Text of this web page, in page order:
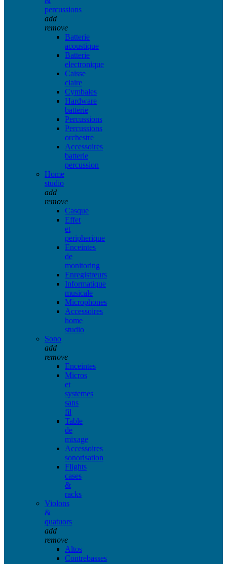
percussions
add
remove
Batterie
acoustique
Batterie
electronique
Caisse
claire
Cymbales
Hardware
batterie
Percussions
Percussions
orchestre
Accessoires
batterie
percussion
Home
studio
add
remove
Casque
Effet
et
peripherique
Enceintes
de
monitoring
Enregistreurs
Informatique
musicale
Microphones
Accessoires
home
studio
Sono
add
remove
Enceintes
Micros
et
systemes
sans
fil
Table
de
mixage
Accessoires
sonorisation
Flights
cases
&
racks
Violons
&
quatuors
add
remove
Altos
Contrebasses